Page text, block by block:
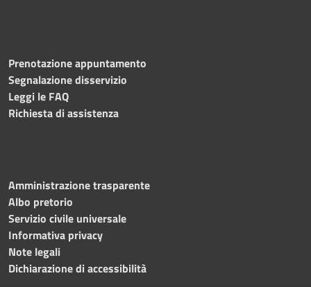
Prenotazione appuntamento
Segnalazione disservizio
Leggi le FAQ
Richiesta di assistenza
Amministrazione trasparente
Albo pretorio
Servizio civile universale
Informativa privacy
Note legali
Dichiarazione di accessibilità